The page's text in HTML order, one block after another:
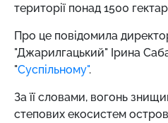
території понад 1500
Про це повідомила
"Джарилгацький" Ірина
"Суспільному".
За її словами, вогонь
степових екосистем